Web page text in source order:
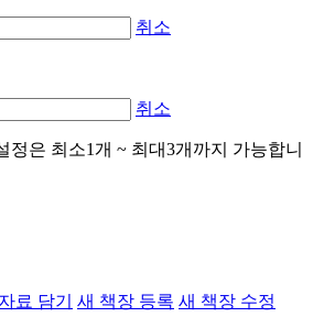
취소
취소
정은 최소1개 ~ 최대3개까지 가능합니
료 담기 새 책장 등록 새 책장 수정